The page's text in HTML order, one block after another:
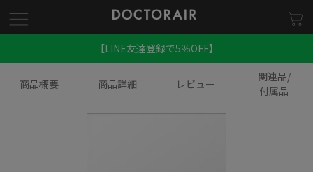
【LINE友達登録で5％OFF】
商品概要 商品詳細 レビュー
関連品/
付属品